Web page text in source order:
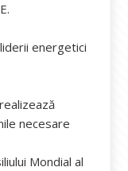
energetici
necesare
Mondial al